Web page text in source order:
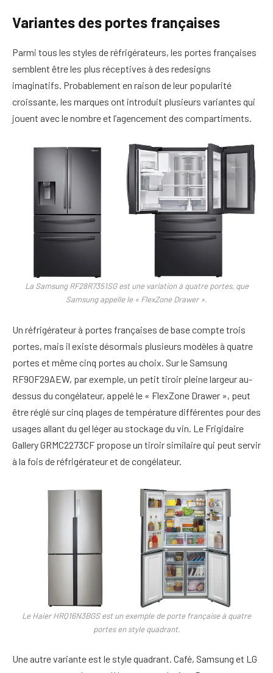
Variantes des portes françaises
Parmi tous les styles de réfrigérateurs, les portes françaises
semblent être les plus réceptives à des redesigns
imaginatifs. Probablement en raison de leur popularité
croissante, les marques ont introduit plusieurs variantes qui
jouent avec le nombre et l’agencement des compartiments.
La Samsung RF28R7351SG est une variation à quatre portes, que
Samsung appelle le « FlexZone Drawer ».
Un réfrigérateur à portes françaises de base compte trois
portes, mais il existe désormais plusieurs modèles à quatre
portes et même cinq portes au choix. Sur le Samsung
RF90F29AEW, par exemple, un petit tiroir pleine largeur au-
dessus du congélateur, appelé le « FlexZone Drawer », peut
être réglé sur cinq plages de température différentes pour des
usages allant du gel léger au stockage du vin. Le Frigidaire
Gallery GRMC2273CF propose un tiroir similaire qui peut servir
à la fois de réfrigérateur et de congélateur.
Le Haier HRQ16N3BGS est un exemple de porte française à quatre
portes en style quadrant.
Une autre variante est le style quadrant. Café, Samsung et LG